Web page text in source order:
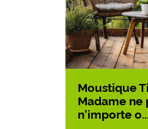
Moustique
Madame ne
n’importe